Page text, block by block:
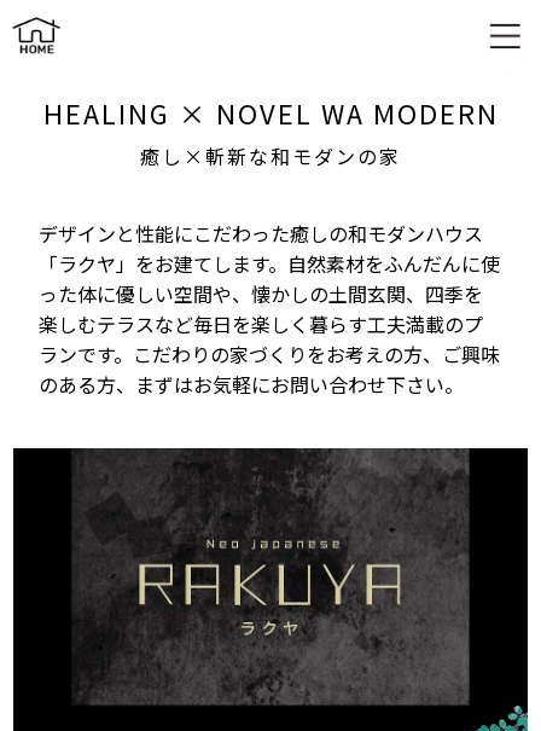
RAKUYA 癒し×斬新な和モダンの家
HEALING × NOVEL WA MODERN
癒し×斬新な和モダンの家
デザインと性能にこだわった癒しの和モダンハウス
「ラクヤ」をお建てします。自然素材をふんだんに使
った体に優しい空間や、懐かしの土間玄関、四季を
楽しむテラスなど毎日を楽しく暮らす工夫満載のプ
ランです。こだわりの家づくりをお考えの方、ご興味
のある方、まずはお気軽にお問い合わせ下さい。